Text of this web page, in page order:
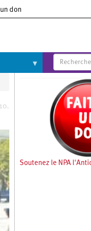
don
Soutenez le NPA